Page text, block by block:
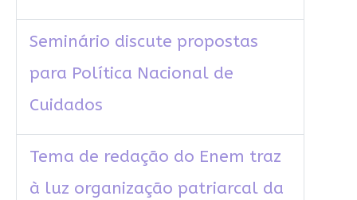
Seminário discute propostas
para Política Nacional de
Cuidados
Tema de redação do Enem traz
à luz organização patriarcal da